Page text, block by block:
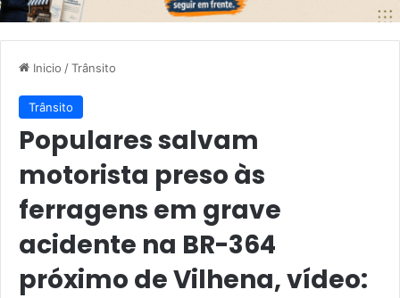
Inicio /Trânsito
Trânsito
Populares salvam
motorista preso às
ferragens em grave
acidente na BR-364
próximo de Vilhena, vídeo: